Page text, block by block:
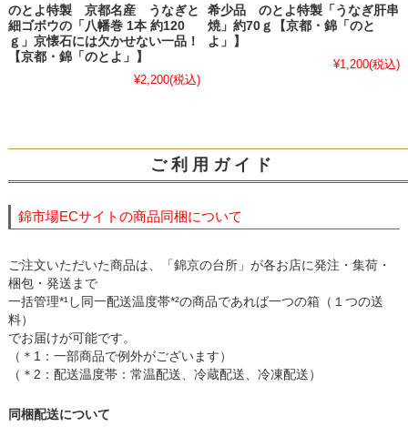
のとよ特製 京都名産 うなぎと
細ゴボウの「八幡巻 1本 約120
ｇ」京懐石には欠かせない一品！
【京都・錦「のとよ」】
¥2,200(税込)
希少品 のとよ特製「うなぎ肝串
焼」約70ｇ【京都・錦「のと
よ」】
¥1,200(税込)
ご 利 用 ガ イ ド
錦市場ECサイトの商品同梱について
ご注文いただいた商品は、「錦京の台所」が各お店に発注・集荷・
梱包・発送まで
一括管理*¹し同一配送温度帯*²の商品であれば一つの箱（１つの送
料）
でお届けが可能です。
（＊1：一部商品で例外がございます）
（＊2：配送温度帯：常温配送、冷蔵配送、冷凍配送）
同梱配送について